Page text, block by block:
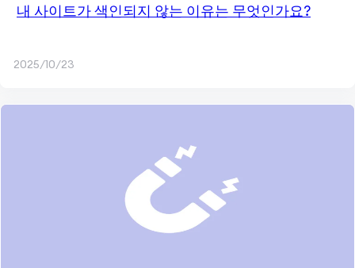
내 사이트가 색인되지 않는 이유는 무엇인가요?
2025/10/23